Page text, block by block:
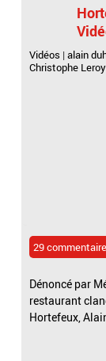
Vidéos |alain
Christophe Leroy
29
Dénoncé par
restaurant
Hortefeux,